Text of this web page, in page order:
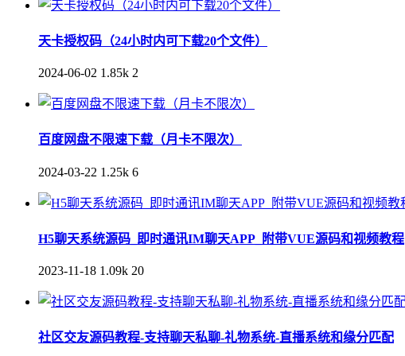
天卡授权码（24小时内可下载20个文件）
2024-06-02 1.85k 2
百度网盘不限速下载（月卡不限次）
2024-03-22 1.25k 6
H5聊天系统源码_即时通讯IM聊天APP_附带VUE源码和视频教程
2023-11-18 1.09k 20
社区交友源码教程-支持聊天私聊-礼物系统-直播系统和缘分匹配